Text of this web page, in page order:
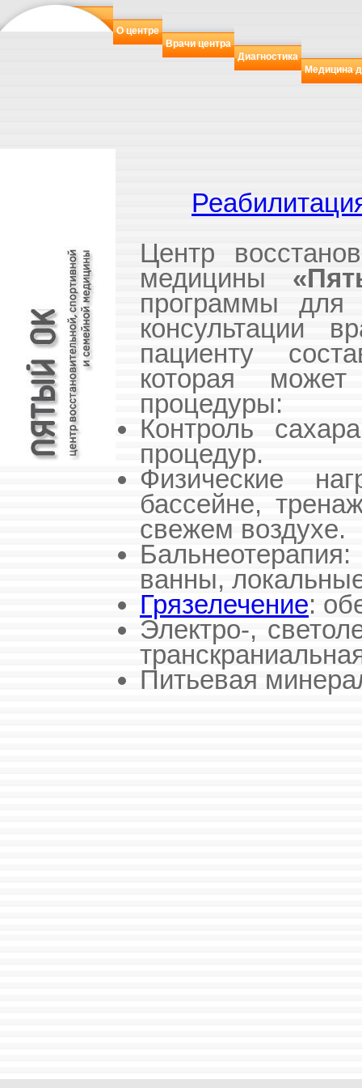
О центре
Врачи центра
Диагностика
Медицина
Центр
медицины «
программы
консультации
пациенту
которая
процедуры:
Контроль
процедур.
Физические
бассейне,
свежем воздухе.
ванны,
Грязелечение:
Электро-,
Питьевая